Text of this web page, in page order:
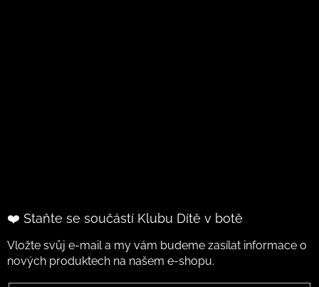
❤️ Staňte se součástí Klubu Dítě v botě
Vložte svůj e-mail a my vám budeme zasílat informace o
nových produktech na našem e-shopu.